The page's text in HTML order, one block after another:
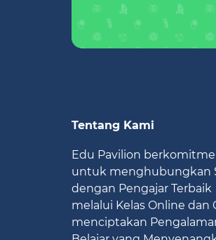
Tentang Kami
Edu Pavilion
untuk menghubungkan
dengan Pengajar Terbaik
melalui Kelas Online dan
menciptakan